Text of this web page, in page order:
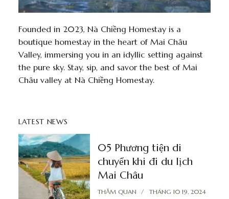
Founded in 2023, Nà Chiềng Homestay is a
boutique homestay in the heart of Mai Châu
Valley, immersing you in an idyllic setting against
the pure sky. Stay, sip, and savor the best of Mai
Châu valley at Nà Chiềng Homestay.
LATEST NEWS
05 Phương tiện di
chuyển khi đi du lịch
Mai Châu
THĂM QUAN THÁNG 10 19, 2024